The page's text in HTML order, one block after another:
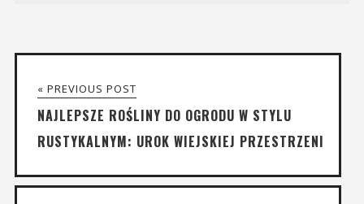
« PREVIOUS POST
NAJLEPSZE ROŚLINY DO OGRODU W STYLU
RUSTYKALNYM: UROK WIEJSKIEJ PRZESTRZENI